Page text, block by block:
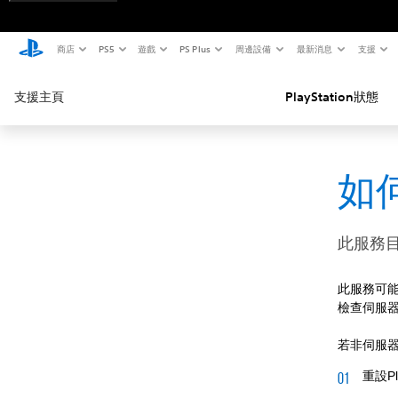
商店 PS5 遊戲 PS Plus 周邊設備 最新消息 支援
支援主頁 PlayStation狀態
如
此服務
此服務可
檢查伺服
若非伺服
重設